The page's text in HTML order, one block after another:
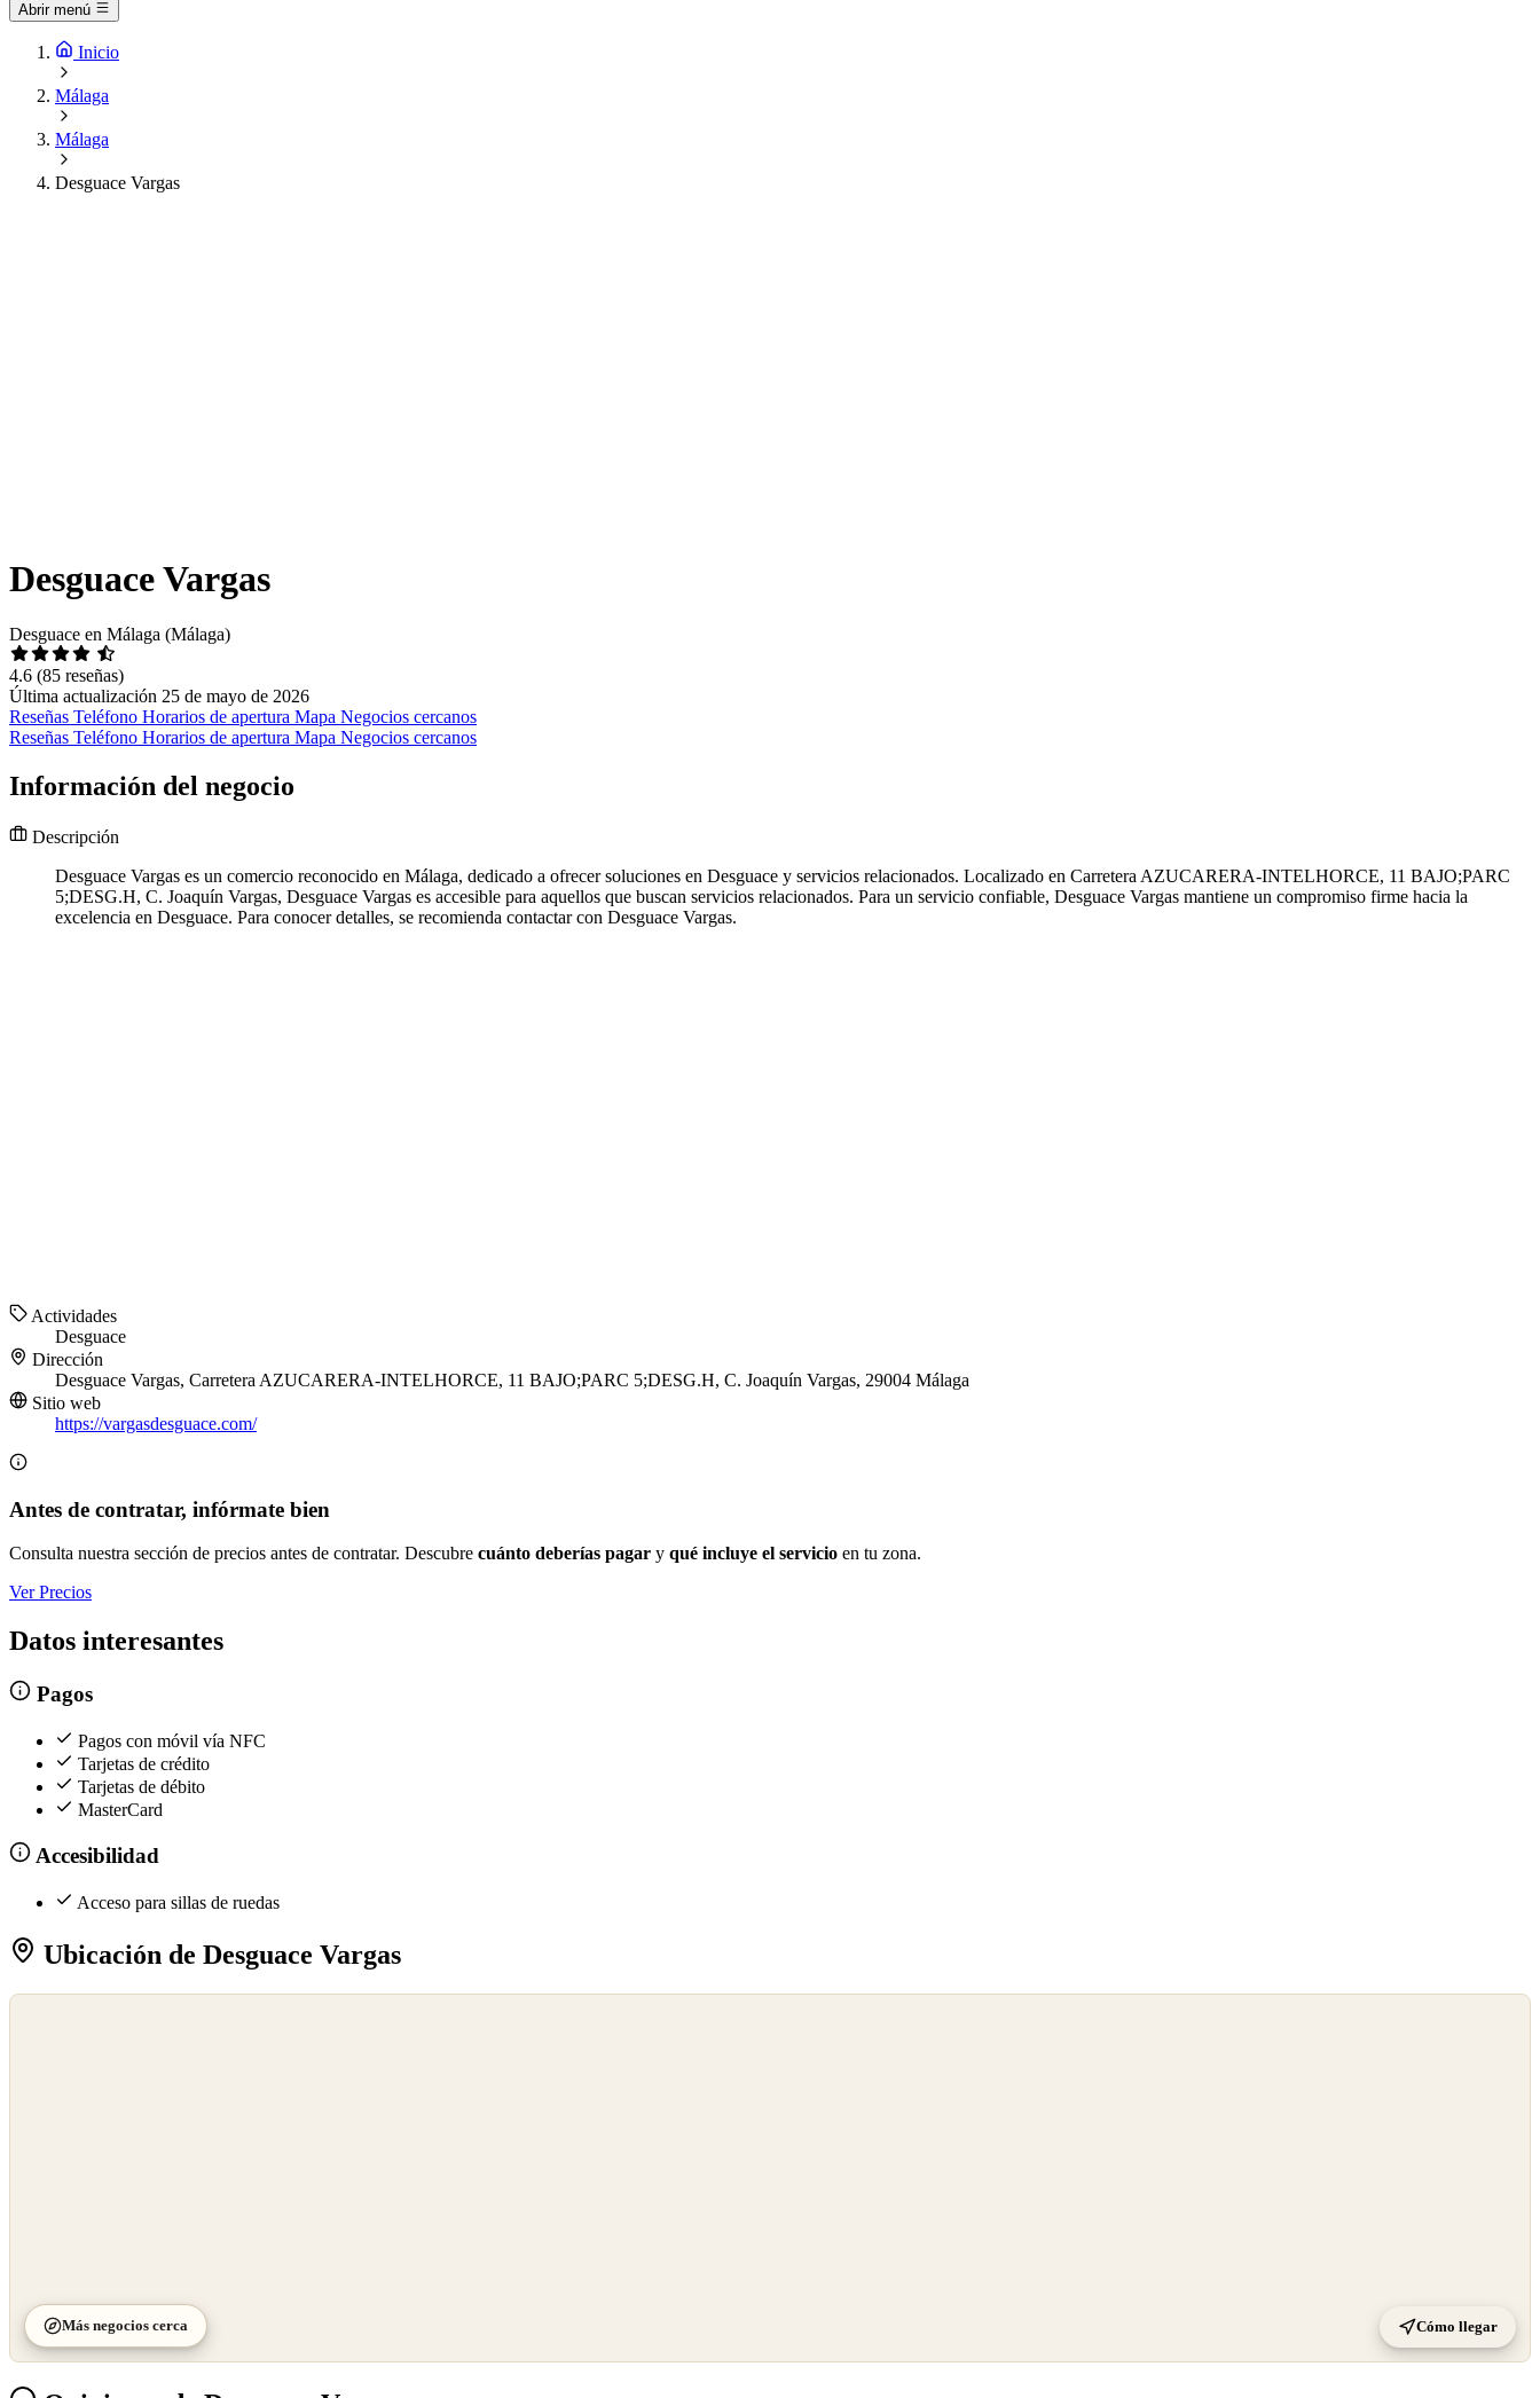
Abrir menú
Inicio
Málaga
Málaga
Desguace Vargas
Desguace Vargas
Desguace en Málaga (Málaga)
4.6 (85 reseñas)
Última actualización 25 de mayo de 2026
Reseñas Teléfono Horarios de apertura Mapa Negocios cercanos
Reseñas Teléfono Horarios de apertura Mapa Negocios cercanos
Información del negocio
Descripción
Desguace Vargas es un comercio reconocido en Málaga, dedicado a ofrecer soluciones en Desguace y servicios relacionados. Localizado en Carretera AZUCARERA-INTELHORCE, 11 BAJO;PARC
5;DESG.H, C. Joaquín Vargas, Desguace Vargas es accesible para aquellos que buscan servicios relacionados. Para un servicio confiable, Desguace Vargas mantiene un compromiso firme hacia la
excelencia en Desguace. Para conocer detalles, se recomienda contactar con Desguace Vargas.
Actividades
Desguace
Dirección
Desguace Vargas, Carretera AZUCARERA-INTELHORCE, 11 BAJO;PARC 5;DESG.H, C. Joaquín Vargas, 29004 Málaga
Sitio web
https://vargasdesguace.com/
Antes de contratar, infórmate bien
Consulta nuestra sección de precios antes de contratar. Descubre cuánto deberías pagar y qué incluye el servicio en tu zona.
Ver Precios
Datos interesantes
Pagos
Pagos con móvil vía NFC
Tarjetas de crédito
Tarjetas de débito
MasterCard
Accesibilidad
Acceso para sillas de ruedas
Ubicación de Desguace Vargas
Más negocios cerca Cómo llegar